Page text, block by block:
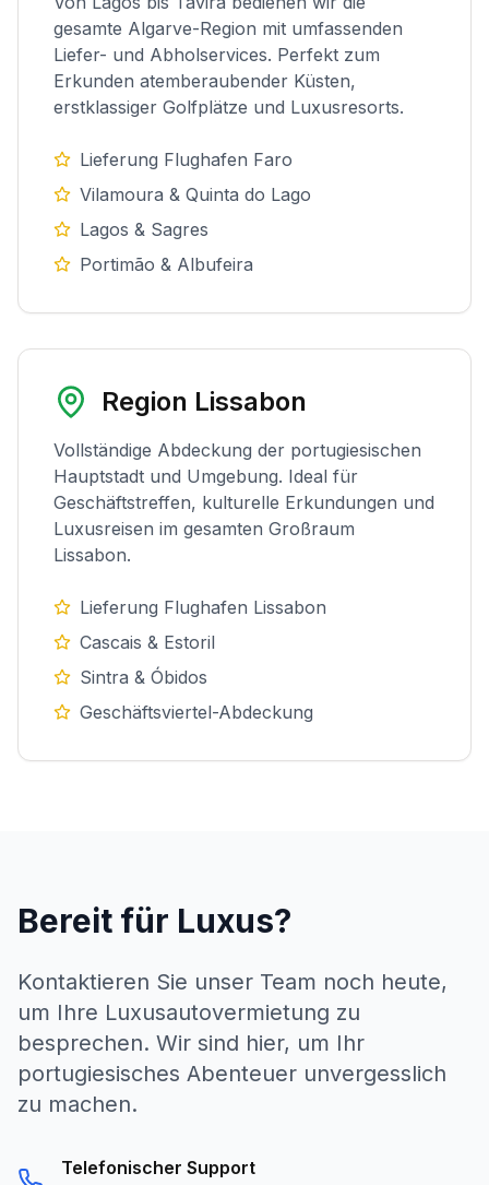
gesamte Algarve-Region mit umfassenden
Liefer- und Abholservices. Perfekt zum
Erkunden atemberaubender Küsten,
erstklassiger Golfplätze und Luxusresorts.
Lieferung Flughafen Faro
Vilamoura & Quinta do Lago
Lagos & Sagres
Portimão & Albufeira
Region Lissabon
Vollständige Abdeckung der portugiesischen
Hauptstadt und Umgebung. Ideal für
Geschäftstreffen, kulturelle Erkundungen und
Luxusreisen im gesamten Großraum
Lissabon.
Lieferung Flughafen Lissabon
Cascais & Estoril
Sintra & Óbidos
Geschäftsviertel-Abdeckung
Bereit für Luxus?
Kontaktieren Sie unser Team noch heute,
um Ihre Luxusautovermietung zu
besprechen. Wir sind hier, um Ihr
portugiesisches Abenteuer unvergesslich
zu machen.
Telefonischer Support